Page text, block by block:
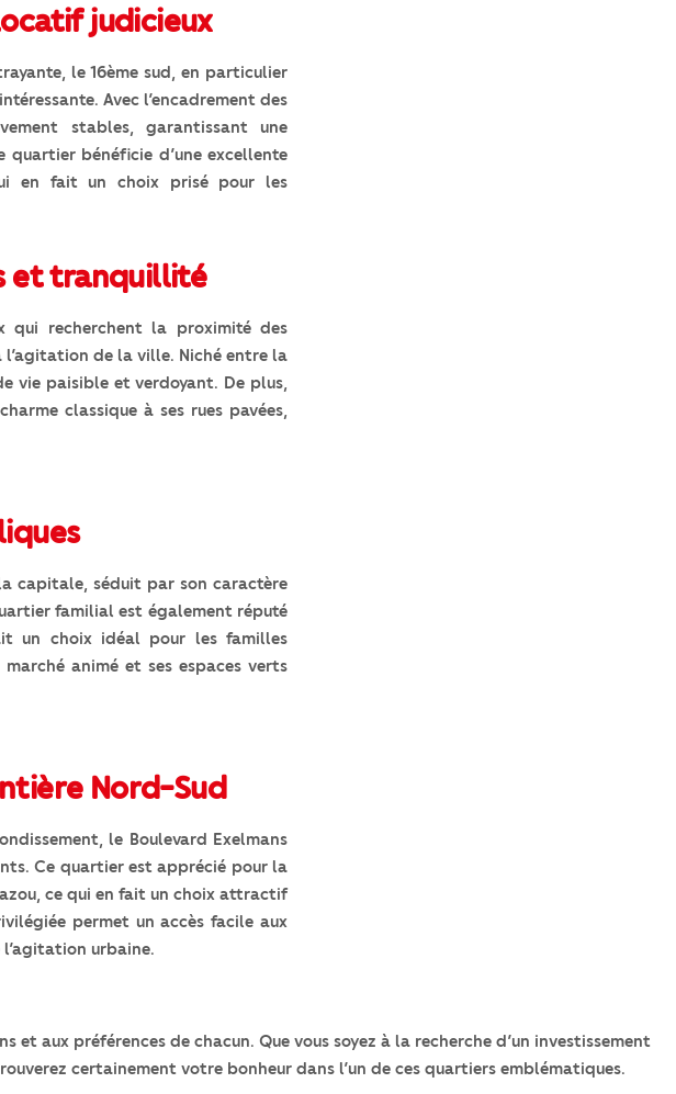
judicieux
le 16ème sud, en particulier
Avec l’encadrement des
stables, garantissant une
bénéficie d’une excellente
en fait un choix prisé pour les
et tranquillité
qui recherchent la proximité des
de la ville. Niché entre la
vie paisible et verdoyant. De plus,
classique à ses rues pavées,
capitale, séduit par son caractère
familial est également réputé
un choix idéal pour les familles
animé et ses espaces verts
Nord-Sud
le Boulevard Exelmans
Ce quartier est apprécié pour la
ce qui en fait un choix attractif
permet un accès facile aux
urbaine.
aux préférences de chacun. Que vous soyez à la recherche d’un investissement
certainement votre bonheur dans l’un de ces quartiers emblématiques.